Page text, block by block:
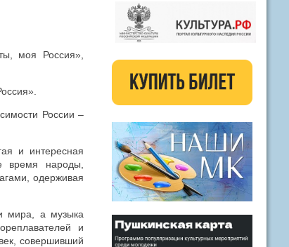
моя Россия»,
России –
и интересная
время народы,
одерживая
мира, а музыка
и
совершивший